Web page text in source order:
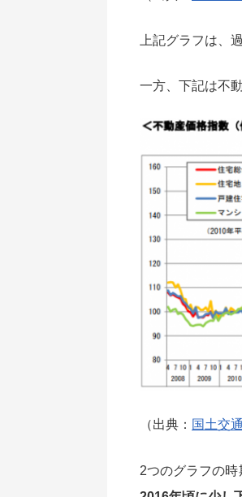
上記グラフは、
一方、下記は不
（出典： 国土交
2つのグラフの時